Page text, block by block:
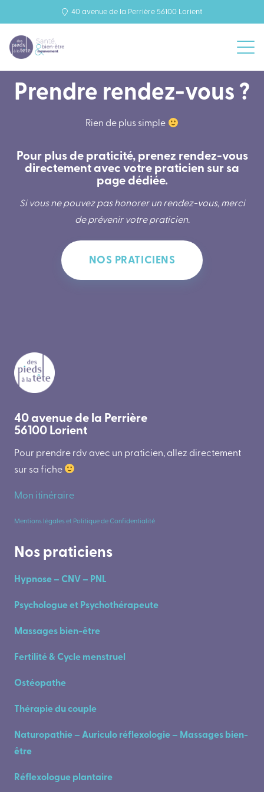
40 avenue de la Perrière 56100 Lorient
Prendre rendez-vous ?
Rien de plus simple
Pour plus de praticité, prenez rendez-vous
directement avec votre praticien sur sa
page dédiée.
Si vous ne pouvez pas honorer un rendez-vous, merci
de prévenir votre praticien.
NOS PRATICIENS
40 avenue de la Perrière
56100 Lorient
Pour prendre rdv avec un praticien, allez directement
sur sa fiche
Mon itinéraire
Mentions légales et Politique de Confidentialité
Nos praticiens
Hypnose – CNV – PNL
Psychologue et Psychothérapeute
Massages bien-être
Fertilité & Cycle menstruel
Ostéopathe
Thérapie du couple
Naturopathie – Auriculo réflexologie – Massages bien-
être
Réflexologue plantaire